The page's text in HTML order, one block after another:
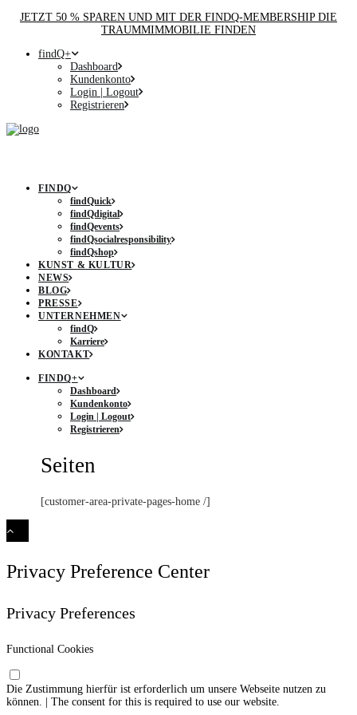
JETZT 50 % SPAREN UND MIT DER FINDQ-MEMBERSHIP DIE
TRAUMMIMMOBILIE FINDEN
findQ+
Dashboard
Kundenkonto
Login | Logout
Registrieren
FINDQ
findQuick
findQdigital
findQevents
findQsocialresponsibility
findQshop
KUNST & KULTUR
NEWS
BLOG
PRESSE
UNTERNEHMEN
findQ
Karriere
KONTAKT
FINDQ+
Dashboard
Kundenkonto
Login | Logout
Registrieren
Seiten
[customer-area-private-pages-home /]
Privacy Preference Center
Privacy Preferences
Functional Cookies
Die Zustimmung hierfür ist erforderlich um unsere Webseite nutzen zu
können. | The consent for this is required to use our website.